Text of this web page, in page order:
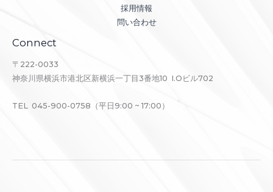
採用情報
問い合わせ
Connect
〒222-0033
神奈川県横浜市港北区新横浜一丁目3番地10 I.Oビル702
TEL 045-900-0758（平日9:00 ~ 17:00）